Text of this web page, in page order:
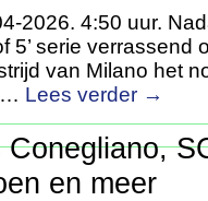
2026. 4:50 uur.
5’ serie
van Milano het
… Lees verder →
Conegliano,
en meer